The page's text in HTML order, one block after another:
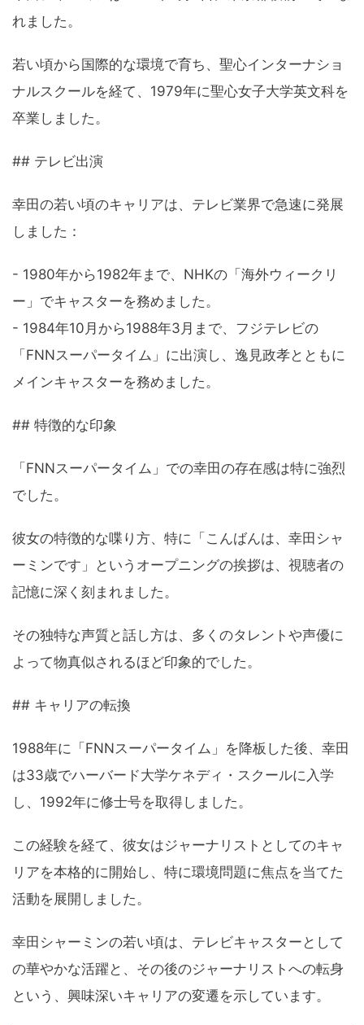
れました。
若い頃から国際的な環境で育ち、聖心インターナショ
ナルスクールを経て、1979年に聖心女子大学英文科を
卒業しました。
## テレビ出演
幸田の若い頃のキャリアは、テレビ業界で急速に発展
しました：
- 1980年から1982年まで、NHKの「海外ウィークリ
ー」でキャスターを務めました。
- 1984年10月から1988年3月まで、フジテレビの
「FNNスーパータイム」に出演し、逸見政孝とともに
メインキャスターを務めました。
## 特徴的な印象
「FNNスーパータイム」での幸田の存在感は特に強烈
でした。
彼女の特徴的な喋り方、特に「こんばんは、幸田シャ
ーミンです」というオープニングの挨拶は、視聴者の
記憶に深く刻まれました。
その独特な声質と話し方は、多くのタレントや声優に
よって物真似されるほど印象的でした。
## キャリアの転換
1988年に「FNNスーパータイム」を降板した後、幸田
は33歳でハーバード大学ケネディ・スクールに入学
し、1992年に修士号を取得しました。
この経験を経て、彼女はジャーナリストとしてのキャ
リアを本格的に開始し、特に環境問題に焦点を当てた
活動を展開しました。
幸田シャーミンの若い頃は、テレビキャスターとして
の華やかな活躍と、その後のジャーナリストへの転身
という、興味深いキャリアの変遷を示しています。